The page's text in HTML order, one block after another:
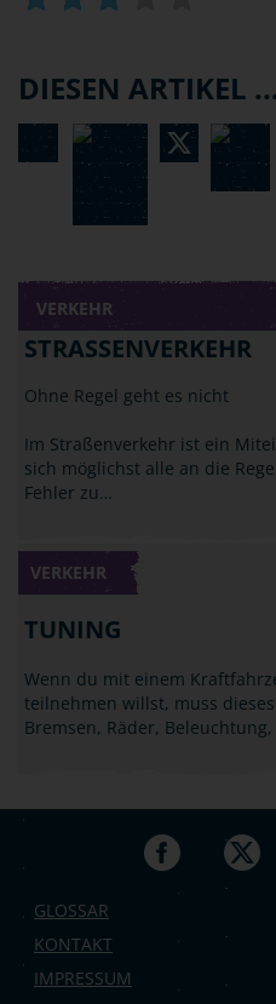
DIESEN ARTIKEL ...
VERKEHR
STRASSENVERKEHR
Ohne Regel geht es nicht
Im Straßenverkehr ist ein
sich möglichst alle an die
Fehler zu…
VERKEHR
TUNING
Wenn du mit einem
teilnehmen willst, muss
Bremsen, Räder,
GLOSSAR
KONTAKT
IMPRESSUM